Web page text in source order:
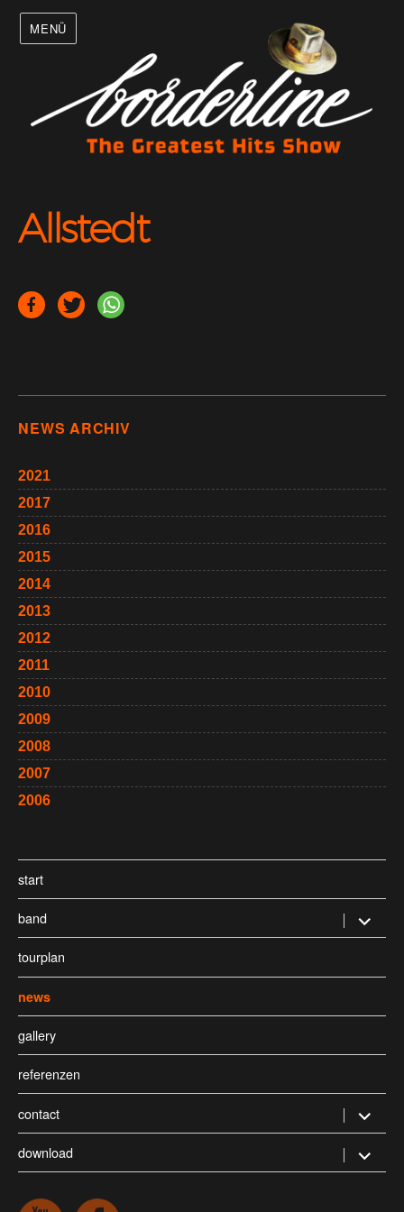
MENÜ
Allstedt
NEWS ARCHIV
2021
2017
2016
2015
2014
2013
2012
2011
2010
2009
2008
2007
2006
start
band
öffnen
tourplan
news
gallery
referenzen
contact
öffnen
download
öffnen